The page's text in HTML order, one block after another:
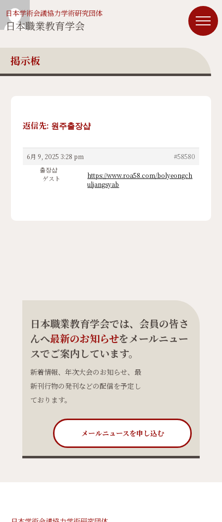
日本学術会議協力学術研究団体
日本職業教育学会
掲示板
返信先: 원주출장샵
6月 9, 2025 3:28 pm
#58580
출장샵
ゲスト
https://www.roa58.com/bolyeongch
uljangsyab
日本職業教育学会では、会員の皆さ
んへ最新のお知らせをメールニュー
スでご案内しています。
新着情報、年次大会のお知らせ、最
新刊行物の発刊などの配信を予定し
ております。
メールニュースを申し込む